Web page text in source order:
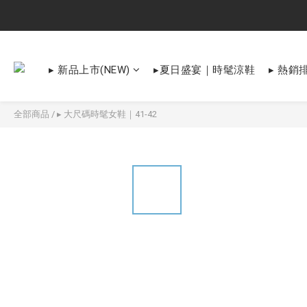
▸ 新品上市(NEW) ▸夏日盛宴｜時髦涼鞋 ▸ 熱銷
全部商品 / ▸ 大尺碼時髦女鞋｜41-42